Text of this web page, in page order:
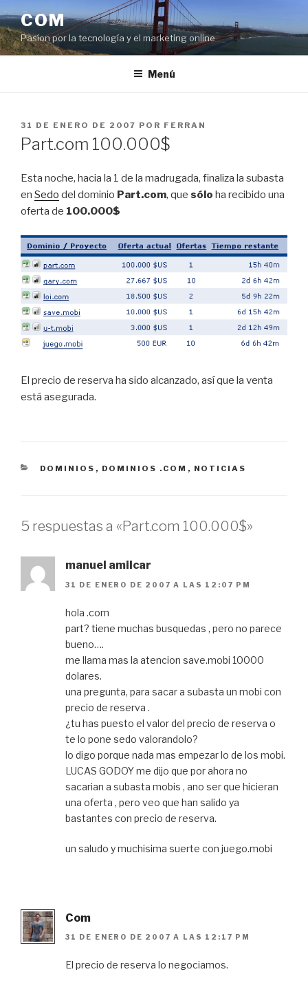
al
contenido
COM
Pasíon por la tecnología y el marketing online
Menú
PUBLICADO
EL
31 DE ENERO DE 2007 POR FERRAN
Part.com 100.000$
Esta noche, hacia la 1 de la madrugada, finaliza la subasta
en Sedo del dominio Part.com, que sólo ha recibido una
oferta de 100.000$
El precio de reserva ha sido alcanzado, así que la venta
está asegurada.
CATEGORÍAS
DOMINIOS , DOMINIOS .COM , NOTICIAS
5 respuestas a «Part.com 100.000$»
manuel amilcar
31 DE ENERO DE 2007 A LAS 12:07 PM
hola .com
part? tiene muchas busquedas , pero no parece
bueno….
me llama mas la atencion save.mobi 10000
dolares.
una pregunta, para sacar a subasta un mobi con
precio de reserva .
¿tu has puesto el valor del precio de reserva o
te lo pone sedo valorandolo?
lo digo porque nada mas empezar lo de los mobi.
LUCAS GODOY me dijo que por ahora no
sacarian a subasta mobis , ano ser que hicieran
una oferta , pero veo que han salido ya
bastantes con precio de reserva.
un saludo y muchisima suerte con juego.mobi
Com
31 DE ENERO DE 2007 A LAS 12:17 PM
El precio de reserva lo negociamos.